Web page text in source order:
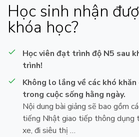
Học sinh nhận
khóa học?
Học viên đạt trình độ N5 sau
trình!
Không lo lắng về các khó
trong cuộc sống hằng ngày.
Nội dung bài giảng sẽ bao gồm
tiếng Nhật giao tiếp thông dụng
xe, đi siêu thị …